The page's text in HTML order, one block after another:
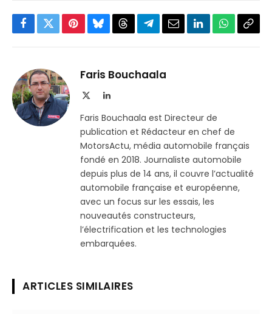
Facebook
TwitterPinterestBlueskyThreadsPartager
Telegram
EmailLinkedInWhatsApp
Faris Bouchaala
LinkedIn
Faris Bouchaala est Directeur de
publication et Rédacteur en chef de
MotorsActu, média automobile français
fondé en 2018. Journaliste automobile
depuis plus de 14 ans, il couvre l’actualité
automobile française et européenne,
avec un focus sur les essais, les
nouveautés constructeurs,
l’électrification et les technologies
embarquées.
ARTICLES SIMILAIRES